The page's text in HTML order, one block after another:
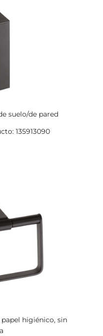
suelo/de pared
135913090
higiénico, sin